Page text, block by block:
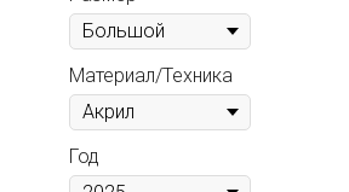
Материал/Техника
Год